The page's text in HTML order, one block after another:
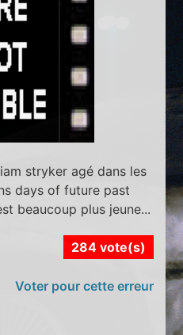
stryker agé dans les
days of future past
beaucoup plus jeune...
284 vote(s)
Voter pour cette erreur